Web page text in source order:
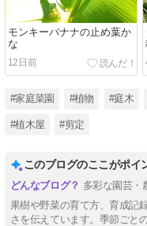
モンキーバナナの止め葉か
な
12日前
#家庭菜園 #植物 #庭木
#植木屋 #剪定
このブログのここがポイ
多彩な園芸・
果樹や野菜の育て方、育成記
さを伝えています。季節ごと